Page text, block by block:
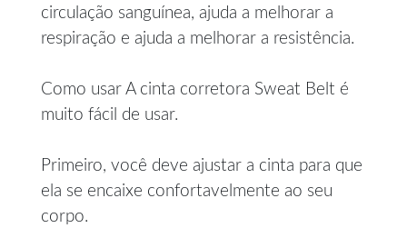
circulação sanguínea, ajuda a melhorar a
respiração e ajuda a melhorar a resistência.
Como usar A cinta corretora Sweat Belt é
muito fácil de usar.
Primeiro, você deve ajustar a cinta para que
ela se encaixe confortavelmente ao seu
corpo.